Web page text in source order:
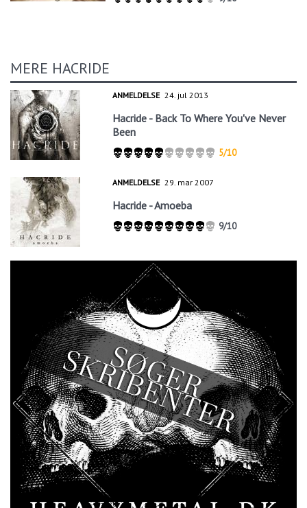
MERE HACRIDE
ANMELDELSE 24. jul 2013
Hacride - Back To Where You've Never
Been
5/10
ANMELDELSE 29. mar 2007
Hacride - Amoeba
9/10